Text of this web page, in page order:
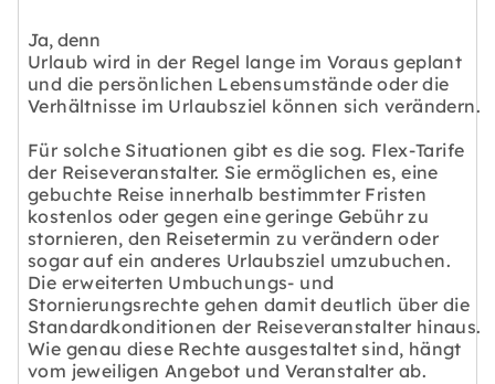
Ja, denn
Urlaub wird in der Regel lange im Voraus geplant
und die persönlichen Lebensumstände oder die
Verhältnisse im Urlaubsziel können sich verändern.
Für solche Situationen gibt es die sog. Flex-Tarife
der Reiseveranstalter. Sie ermöglichen es, eine
gebuchte Reise innerhalb bestimmter Fristen
kostenlos oder gegen eine geringe Gebühr zu
stornieren, den Reisetermin zu verändern oder
sogar auf ein anderes Urlaubsziel umzubuchen.
Die erweiterten Umbuchungs- und
Stornierungsrechte gehen damit deutlich über die
Standardkonditionen der Reiseveranstalter hinaus.
Wie genau diese Rechte ausgestaltet sind, hängt
vom jeweiligen Angebot und Veranstalter ab.